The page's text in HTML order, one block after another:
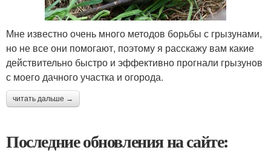
Мне известно очень много методов борьбы с грызунами,
но не все они помогают, поэтому я расскажу вам какие
действительно быстро и эффективно прогнали грызунов
с моего дачного участка и огорода.
читать дальше →
Последние обновления на сайте: